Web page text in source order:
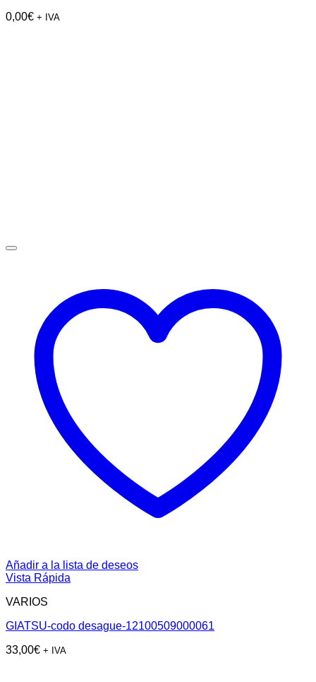
0,00€ + IVA
Añadir a la lista de deseos
Vista Rápida
VARIOS
GIATSU-codo desague-12100509000061
33,00€ + IVA